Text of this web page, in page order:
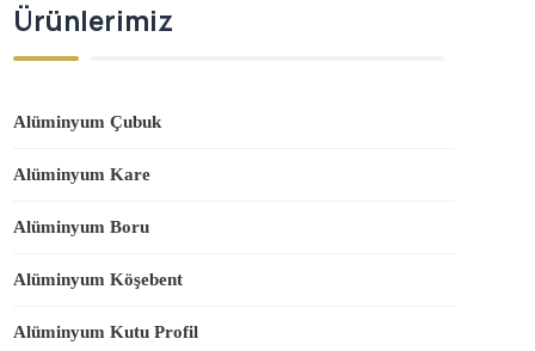
Ürünlerimiz
Alüminyum Çubuk
Alüminyum Kare
Alüminyum Boru
Alüminyum Köşebent
Alüminyum Kutu Profil